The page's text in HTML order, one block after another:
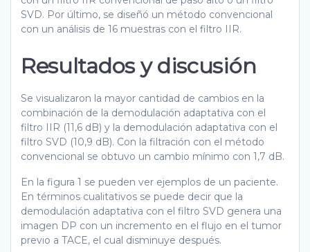
SVD. Por último, se diseñó un método convencional
con un análisis de 16 muestras con el filtro IIR.
Resultados y discusión
Se visualizaron la mayor cantidad de cambios en la
combinación de la demodulación adaptativa con el
filtro IIR (11,6 dB) y la demodulación adaptativa con el
filtro SVD (10,9 dB). Con la filtración con el método
convencional se obtuvo un cambio mínimo con 1,7 dB.
En la figura 1 se pueden ver ejemplos de un paciente.
En términos cualitativos se puede decir que la
demodulación adaptativa con el filtro SVD genera una
imagen DP con un incremento en el flujo en el tumor
previo a TACE, el cual disminuye después.